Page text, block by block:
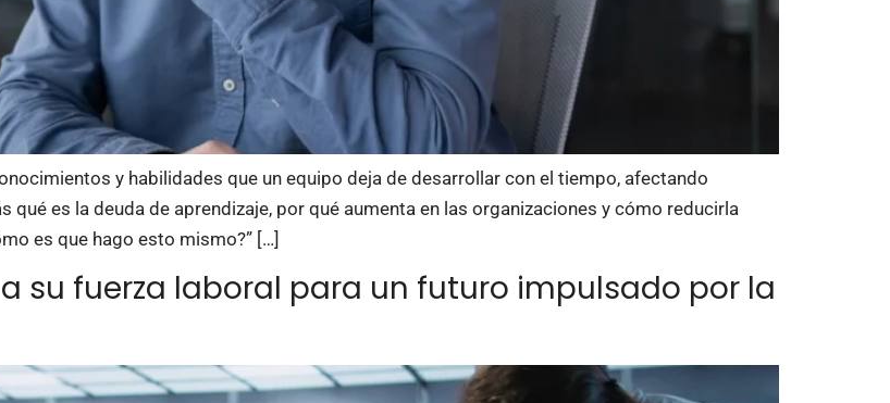
y habilidades que un equipo deja de desarrollar con el tiempo, afectando
es la deuda de aprendizaje, por qué aumenta en las organizaciones y cómo reducirla
es que hago esto mismo?” […]
su fuerza laboral para un futuro impulsado por la